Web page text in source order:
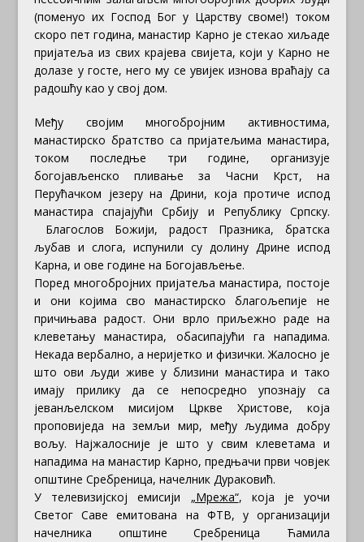
(поменуо их Господ Бог у Царству своме!) током
скоро пет година, манастир Карно је стекао хиљаде
пријатеља из свих крајева свијета, који у Карно не
долазе у госте, него му се увијек изнова враћају са
радошћу као у свој дом.
Међу својим многобројним активностима,
манастирско братство са пријатељима манастира,
током последње три године, организује
богојављенско пливање за Часни Крст, на
Перућачком језеру на Дрини, која протиче испод
манастира спајајући Србију и Републику Српску.
Благослов Божији, радост Празника, братска
љубав и слога, испунили су долину Дрине испод
Карна, и ове године на Богојављење.
Поред многобројних пријатеља манастира, постоје
и они којима сво манастирско благољепије не
причињава радост. Они врло приљежно раде на
клеветању манастира, обасипајући га нападима.
Некада вербално, а неријетко и физички. Жалосно је
што ови људи живе у близини манастира и тако
имају прилику да се непосредно упознају са
јеванљелском мисијом Цркве Христове, која
проповиједа на земљи мир, међу људима добру
вољу. Најжалосније је што у свим клеветама и
нападима на манастир Карно, предњачи први човјек
општине Сребреница, начелник Дураковић.
У телевизијској емисији „Мрежа“, која је уочи
Светог Саве емитована на ФТВ, у организацији
начелника општине Сребреница Ћамила